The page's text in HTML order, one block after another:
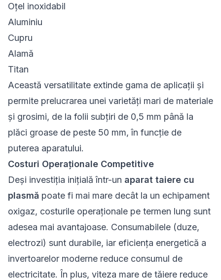
Oțel inoxidabil
Aluminiu
Cupru
Alamă
Titan
Această versatilitate extinde gama de aplicații și
permite prelucrarea unei varietăți mari de materiale
și grosimi, de la folii subțiri de 0,5 mm până la
plăci groase de peste 50 mm, în funcție de
puterea aparatului.
Costuri Operaționale Competitive
Deși investiția inițială într-un aparat taiere cu
plasmă poate fi mai mare decât la un echipament
oxigaz, costurile operaționale pe termen lung sunt
adesea mai avantajoase. Consumabilele (duze,
electrozi) sunt durabile, iar eficiența energetică a
invertoarelor moderne reduce consumul de
electricitate. În plus, viteza mare de tăiere reduce